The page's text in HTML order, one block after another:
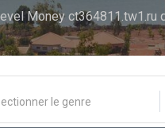
Money ct364811.tw1.ru
le genre